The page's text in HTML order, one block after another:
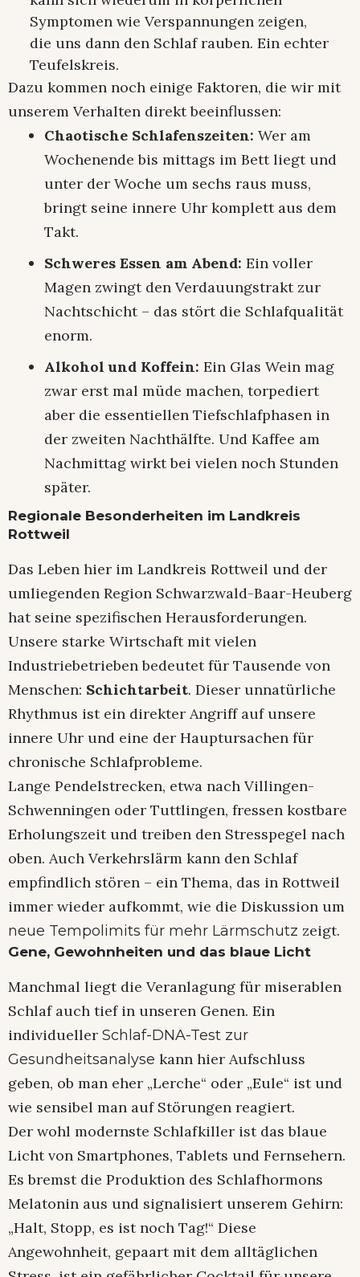
Symptomen wie Verspannungen zeigen,
die uns dann den Schlaf rauben. Ein echter
Teufelskreis.
Dazu kommen noch einige Faktoren, die wir mit
unserem Verhalten direkt beeinflussen:
Chaotische Schlafenszeiten: Wer am
Wochenende bis mittags im Bett liegt und
unter der Woche um sechs raus muss,
bringt seine innere Uhr komplett aus dem
Takt.
Schweres Essen am Abend: Ein voller
Magen zwingt den Verdauungstrakt zur
Nachtschicht – das stört die Schlafqualität
enorm.
Alkohol und Koffein: Ein Glas Wein mag
zwar erst mal müde machen, torpediert
aber die essentiellen Tiefschlafphasen in
der zweiten Nachthälfte. Und Kaffee am
Nachmittag wirkt bei vielen noch Stunden
später.
Regionale Besonderheiten im Landkreis
Rottweil
Das Leben hier im Landkreis Rottweil und der
umliegenden Region Schwarzwald-Baar-Heuberg
hat seine spezifischen Herausforderungen.
Unsere starke Wirtschaft mit vielen
Industriebetrieben bedeutet für Tausende von
Menschen: Schichtarbeit. Dieser unnatürliche
Rhythmus ist ein direkter Angriff auf unsere
innere Uhr und eine der Hauptursachen für
chronische Schlafprobleme.
Lange Pendelstrecken, etwa nach Villingen-
Schwenningen oder Tuttlingen, fressen kostbare
Erholungszeit und treiben den Stresspegel nach
oben. Auch Verkehrslärm kann den Schlaf
empfindlich stören – ein Thema, das in Rottweil
immer wieder aufkommt, wie die Diskussion um
neue Tempolimits für mehr Lärmschutz zeigt.
Gene, Gewohnheiten und das blaue Licht
Manchmal liegt die Veranlagung für miserablen
Schlaf auch tief in unseren Genen. Ein
individueller Schlaf-DNA-Test zur
Gesundheitsanalyse kann hier Aufschluss
geben, ob man eher „Lerche“ oder „Eule“ ist und
wie sensibel man auf Störungen reagiert.
Der wohl modernste Schlafkiller ist das blaue
Licht von Smartphones, Tablets und Fernsehern.
Es bremst die Produktion des Schlafhormons
Melatonin aus und signalisiert unserem Gehirn:
„Halt, Stopp, es ist noch Tag!“ Diese
Angewohnheit, gepaart mit dem alltäglichen